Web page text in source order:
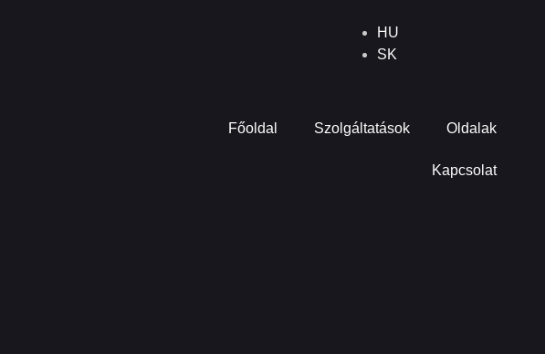
HU
SK
Főoldal Szolgáltatások Oldalak
Kapcsolat